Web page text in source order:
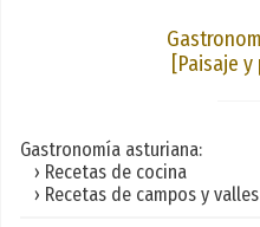
[Paisaje
Gastronomía asturiana:
› Recetas de cocina
› Recetas de campos y valles